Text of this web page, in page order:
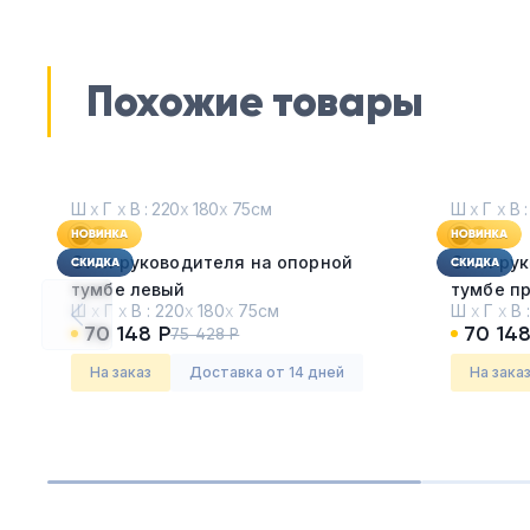
Похожие товары
Ш х Г х В : 220х 180х 75см
Стол руководителя на опорной
тумбе левый
Каштан Тоскана
Ш х Г х В : 220х 180х 75см
Серия:Касл
70 148 Р75 428 Р
На заказ Доставка от 14 дней
Ш х Г х В
Стол
тумбе
Каштан
Ш х Г х В :
Серия:
70
На заказ